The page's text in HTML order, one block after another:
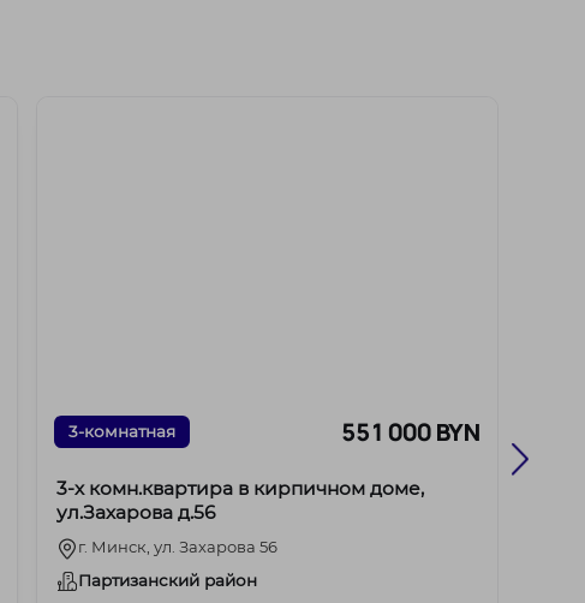
3-комнатная 551 000 BYN
3-х комн.квартира в кирпичном доме,
ул.Захарова д.56
г. Минск, ул. Захарова 56
Партизанский район